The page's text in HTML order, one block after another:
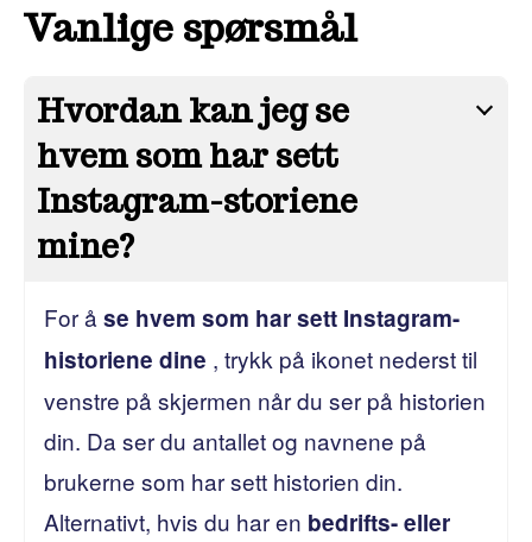
Vanlige spørsmål
Hvordan kan jeg se
hvem som har sett
Instagram-storiene
mine?
For åse hvem som har sett Instagram-
historiene dine , trykk på ikonet nederst til
venstre på skjermen når du ser på historien
din. Da ser du antallet og navnene på
brukerne som har sett historien din.
Alternativt, hvis du har en bedrifts- eller